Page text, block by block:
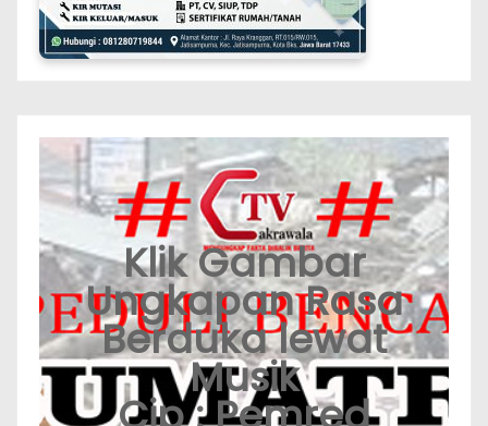
Klik Gambar
Ungkapan Rasa
Berduka lewat
Musik